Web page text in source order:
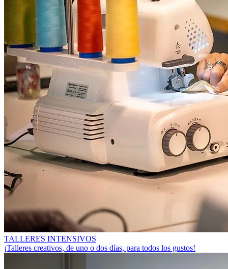
TALLERES INTENSIVOS
¡Talleres creativos, de uno o dos días, para todos los gustos!